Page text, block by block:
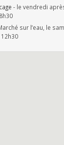
- le vendredi
sur l’eau, le